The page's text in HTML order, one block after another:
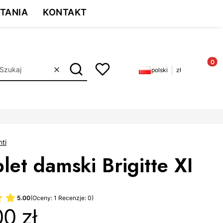
WyczyśćSzukaj polski zł
KONTAKT
damski Brigitte XI
5.00(Oceny: 1 Recenzje: 0)
zł